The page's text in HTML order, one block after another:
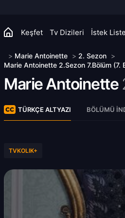
Keşfet Tv Dizileri İstek
> Marie Antoinette > 2. Sezon >
Marie Antoinette 2.Sezon 7.Bölüm (7.
Marie Antoinette
TÜRKÇE ALTYAZI BÖLÜMÜ
TVKOLIK+